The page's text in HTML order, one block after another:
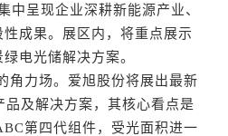
中呈现企业深耕新能源产业、
成果。展区内，将重点展示
电光储解决方案。
力场。爱旭股份将展出最新
及解决方案，其核心看点是
第四代组件，受光面积进一